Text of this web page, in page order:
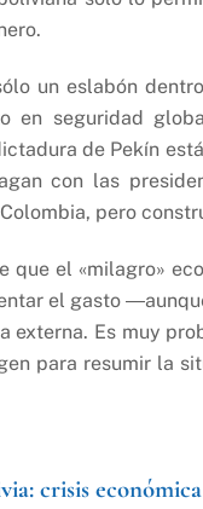
un eslabón
en seguridad
de Pekín
con las
pero
que el «milagro»
el gasto
externa. Es muy
para resumir la
crisis